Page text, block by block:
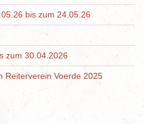
bis zum 24.05.26
zum 30.04.2026
Reiterverein Voerde 2025